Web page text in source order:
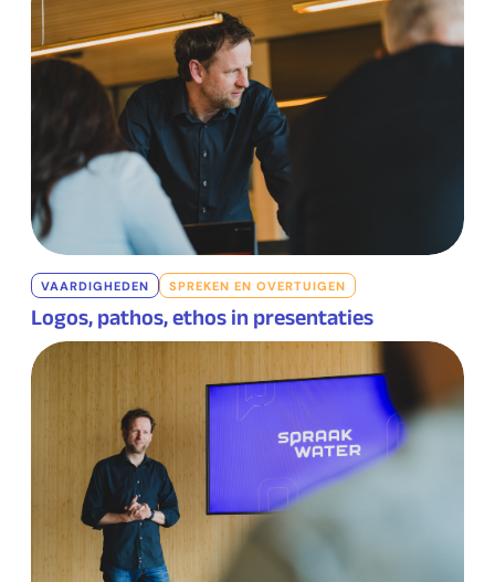
VAARDIGHEDEN SPREKEN EN OVERTUIGEN
Logos, pathos, ethos in presentaties